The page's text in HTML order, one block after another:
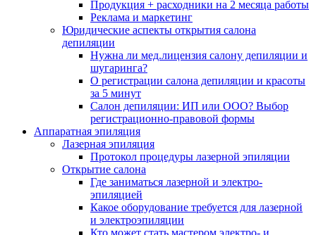
Продукция + расходники на 2 месяца работы
Реклама и маркетинг
Юридические аспекты открытия салона
депиляции
Нужна ли мед.лицензия салону депиляции и
шугаринга?
О регистрации салона депиляции и красоты
за 5 минут
Салон депиляции: ИП или ООО? Выбор
регистрационно-правовой формы
Аппаратная эпиляция
Лазерная эпиляция
Протокол процедуры лазерной эпиляции
Открытие салона
Где заниматься лазерной и электро-
эпиляцией
Какое оборудование требуется для лазерной
и электроэпиляции